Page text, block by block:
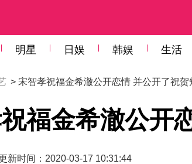
明星 日娱 韩娱 生活
> 宋智孝祝福金希澈公开恋情 并公开了祝贺
福金希澈公开
新时间：2020-03-17 10:31:44